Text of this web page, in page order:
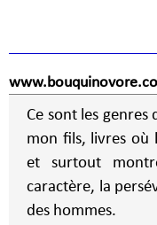
Ce sont les
mon fils, livres où
et surtout
caractère, la
des hommes.